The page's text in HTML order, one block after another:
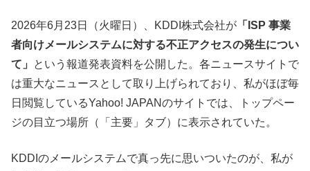
2026年6月23日（火曜日）、KDDI株式会社が 「ISP 事業
者向けメールシステムに対する不正アクセスの発生につい
て」
という報道発表資料を公開した。各ニュースサイトで
は重大なニュースとして取り上げられており、私がほぼ毎
日閲覧しているYahoo! JAPANのサイトでは、トップペー
ジの目立つ場所（「主要」タブ）に表示されていた。
KDDIのメールシステムで真っ先に思いついたのが、私が